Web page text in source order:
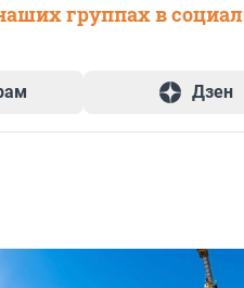
группах в
Дзен